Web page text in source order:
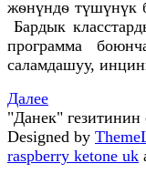
жѳнүндѳ түшүнүк
Бардык
программа
саламдашуу,
Далее
"Данек" гезитинин
Designed by
raspberry ketone uk